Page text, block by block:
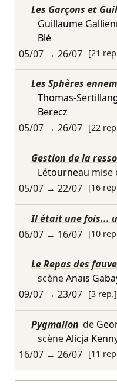
Les Garçons et
Guillaume
Blé
05/07→ 26/07 [21
Les Sphères
Thomas-
Berecz
05/07→ 26/07 [22
Gestion de la
Létourneau mise
05/07→ 22/07 [16
Il était une fois...
06/07→ 16/07 [10
Le Repas des
scèneAnaïs
09/07→ 23/07 [3 rep.]
Pygmalion de
scèneAlicja
16/07→ 26/07 [11